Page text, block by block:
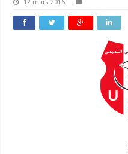
12 mars 2016